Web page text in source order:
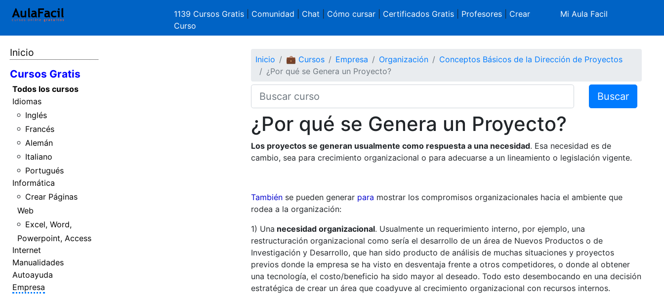
1139 Cursos Gratis Comunidad Chat Cómo cursar| Certificados Gratis| Profesores| Crear
Curso
Mi Aula Facil
Inicio
Cursos Gratis
Todos los cursos
Idiomas
Inglés
Francés
Alemán
Italiano
Portugués
Informática
Crear Páginas
Web
Excel, Word,
Powerpoint, Access
Internet
Manualidades
Autoayuda
Empresa
Inicio 💼 Cursos Empresa Organización
Conceptos Básicos de la Dirección de Proyectos
¿Por qué se Genera un Proyecto?
Buscar
¿Por qué se Genera un Proyecto?
Los proyectos se generan usualmente como respuesta a una necesidad. Esa necesidad es de
cambio, sea para crecimiento organizacional o para adecuarse a un lineamiento o legislación vigente.
Tambiénse pueden generar para mostrar los compromisos organizacionales hacia el ambiente que
rodea a la organización:
1) Una necesidad organizacional. Usualmente un requerimiento interno, por ejemplo, una
restructuración organizacional como sería el desarrollo de un área de Nuevos Productos o de
Investigación y Desarrollo, que han sido producto de análisis de muchas situaciones y proyectos
previos donde la empresa se ha visto en desventaja frente a otros competidores, o donde al obtener
una tecnología, el costo/beneficio ha sido mayor al deseado. Todo esto desembocando en una decisión
estratégica de crear un área que coadyuve al crecimiento organizacional con recursos internos.